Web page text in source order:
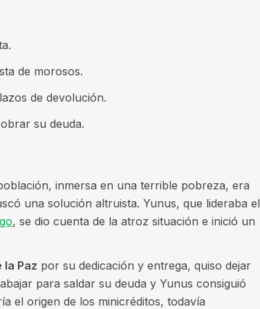
de morosos.
de devolución.
su deuda.
inmersa en una terrible pobreza, era
una solución altruista. Yunus, que lideraba el
, se dio cuenta de la atroz situación e inició un
la Paz por su dedicación y entrega, quiso dejar
para saldar su deuda y Yunus consiguió
el origen de los minicréditos, todavía